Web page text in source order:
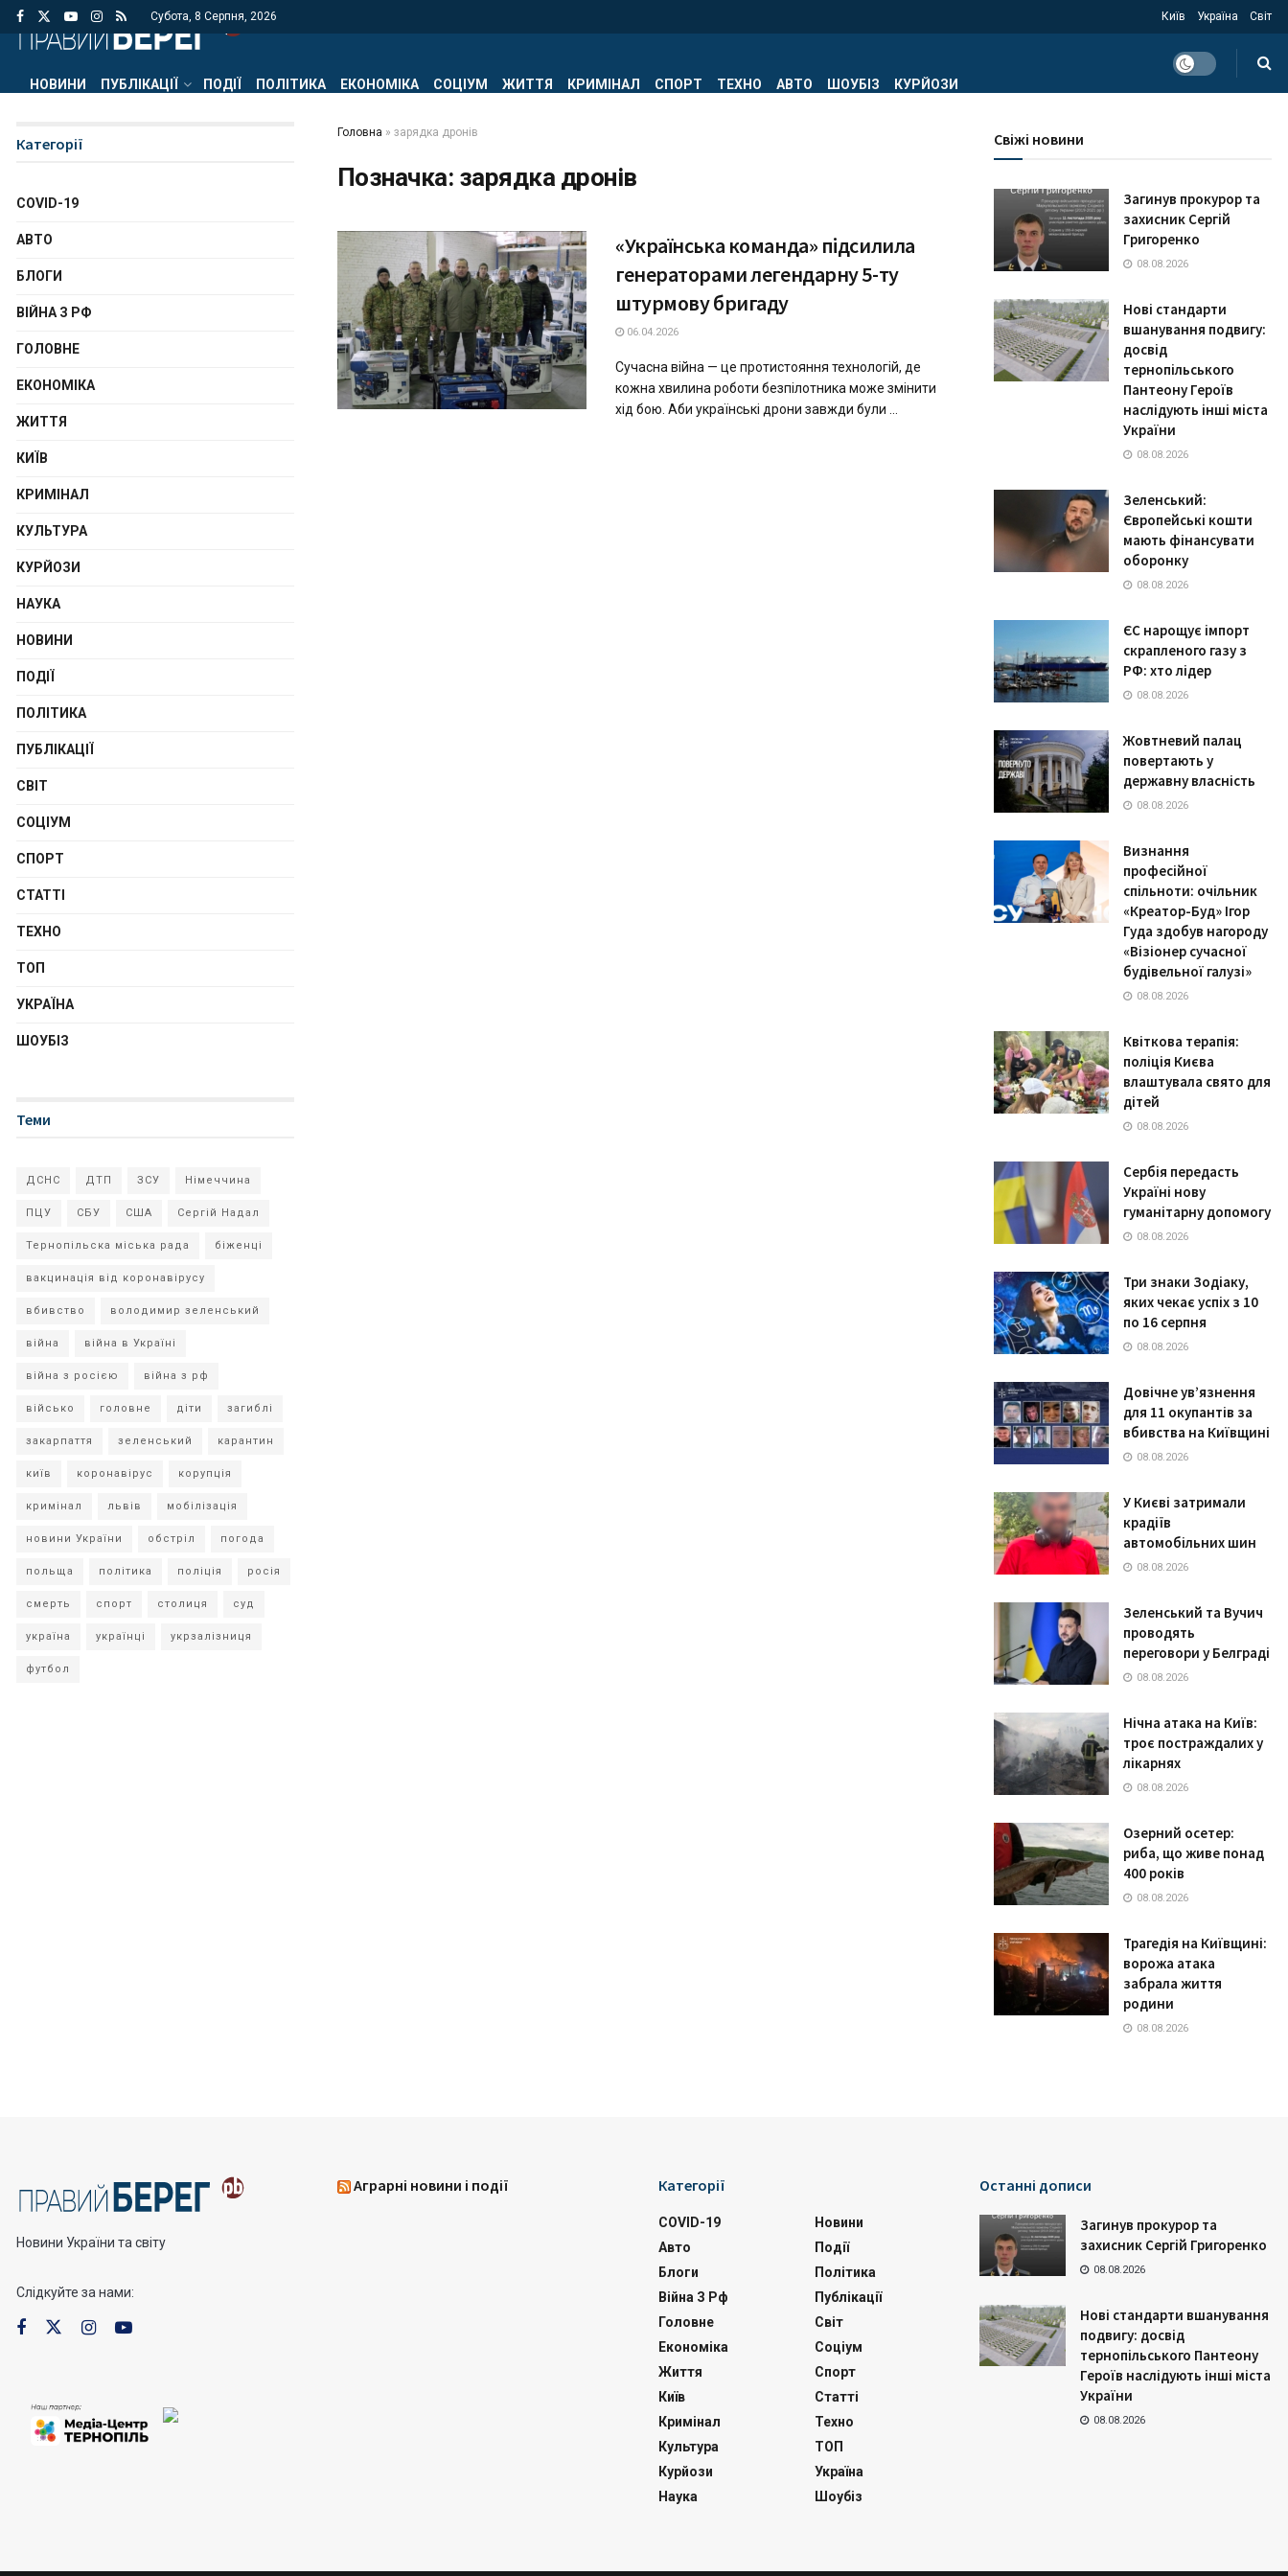
Субота, 8 Серпня, 2026 Київ Україна Світ
НОВИНИ ПУБЛІКАЦІЇ ПОДІЇ ПОЛІТИКА ЕКОНОМІКА СОЦІУМ ЖИТТЯ КРИМІНАЛ СПОРТ ТЕХНО АВТО ШОУБІЗ КУРЙОЗИ
Головна » зарядка дронів
Позначка: зарядка дронів
«Українська команда» підсилила
генераторами легендарну 5-ту
штурмову бригаду
06.04.2026
Сучасна війна — це протистояння технологій, де
кожна хвилина роботи безпілотника може змінити
хід бою. Аби українські дрони завжди були ...
Категорії
COVID-19
АВТО
БЛОГИ
ВІЙНА З РФ
ГОЛОВНЕ
ЕКОНОМІКА
ЖИТТЯ
КИЇВ
КРИМІНАЛ
КУЛЬТУРА
КУРЙОЗИ
НАУКА
НОВИНИ
ПОДІЇ
ПОЛІТИКА
ПУБЛІКАЦІЇ
СВІТ
СОЦІУМ
СПОРТ
СТАТТІ
ТЕХНО
ТОП
УКРАЇНА
ШОУБІЗ
Теми
ДСНС ДТП ЗСУ Німеччина
ПЦУ СБУ США Сергій Надал
Тернопільска міська рада біженці
вакцинація від коронавірусу
вбивство володимир зеленський
війна війна в Україні
війна з росією війна з рф
військо головне діти загиблі
закарпаття зеленський карантин
київ коронавірус корупція
кримінал львів мобілізація
новини України обстріл погода
польща політика поліція росія
смерть спорт столиця суд
україна українці укрзалізниця
футбол
Свіжі новини
Загинув прокурор та
захисник Сергій
Григоренко
08.08.2026
Нові стандарти
вшанування подвигу:
досвід
тернопільського
Пантеону Героїв
наслідують інші міста
України
08.08.2026
Зеленський:
Європейські кошти
мають фінансувати
оборонку
08.08.2026
ЄС нарощує імпорт
скрапленого газу з
РФ: хто лідер
08.08.2026
Жовтневий палац
повертають у
державну власність
08.08.2026
Визнання
професійної
спільноти: очільник
«Креатор-Буд» Ігор
Гуда здобув нагороду
«Візіонер сучасної
будівельної галузі»
08.08.2026
Квіткова терапія:
поліція Києва
влаштувала свято для
дітей
08.08.2026
Сербія передасть
Україні нову
гуманітарну допомогу
08.08.2026
Три знаки Зодіаку,
яких чекає успіх з 10
по 16 серпня
08.08.2026
Довічне ув’язнення
для 11 окупантів за
вбивства на Київщині
08.08.2026
У Києві затримали
крадіїв
автомобільних шин
08.08.2026
Зеленський та Вучич
проводять
переговори у Белграді
08.08.2026
Нічна атака на Київ:
троє постраждалих у
лікарнях
08.08.2026
Озерний осетер:
риба, що живе понад
400 років
08.08.2026
Трагедія на Київщині:
ворожа атака
забрала життя
родини
08.08.2026
Новини України та світу
Слідкуйте за нами:
Аграрні новини і події Категорії
COVID-19
Авто
Блоги
Війна З Рф
Головне
Економіка
Життя
Київ
Кримінал
Культура
Курйози
Наука
Новини
Події
Політика
Публікації
Світ
Соціум
Спорт
Статті
Техно
ТОП
Україна
Шоубіз
Останні дописи
Загинув прокурор та
захисник Сергій Григоренко
08.08.2026
Нові стандарти вшанування
подвигу: досвід
тернопільського Пантеону
Героїв наслідують інші міста
України
08.08.2026